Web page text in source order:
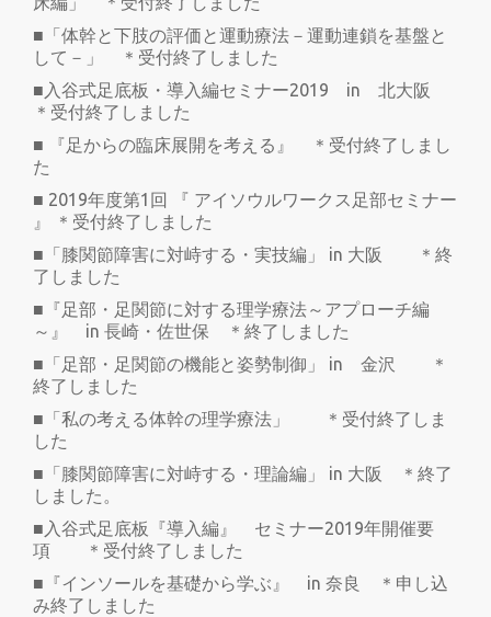
■「体幹と下肢の評価と運動療法－運動連鎖を基盤と
して－」 ＊受付終了しました
■入谷式足底板・導入編セミナー2019 in 北大阪
＊受付終了しました
■ 『足からの臨床展開を考える』 ＊受付終了しまし
た
■ 2019年度第1回 『 アイソウルワークス足部セミナー
』 ＊受付終了しました
■「膝関節障害に対峙する・実技編」 in 大阪 ＊終
了しました
■『足部・足関節に対する理学療法～アプローチ編
～』 in 長崎・佐世保 ＊終了しました
■「足部・足関節の機能と姿勢制御」 in 金沢 ＊
終了しました
■「私の考える体幹の理学療法」 ＊受付終了しま
した
■「膝関節障害に対峙する・理論編」 in 大阪 ＊終了
しました。
■入谷式足底板『導入編』 セミナー2019年開催要
項 ＊受付終了しました
■『インソールを基礎から学ぶ』 in 奈良 ＊申し込
み終了しました